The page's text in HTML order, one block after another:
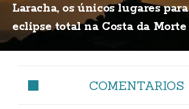
Laracha, os únicos lugares
eclipse total na Costa da Morte
COMENTARIOS